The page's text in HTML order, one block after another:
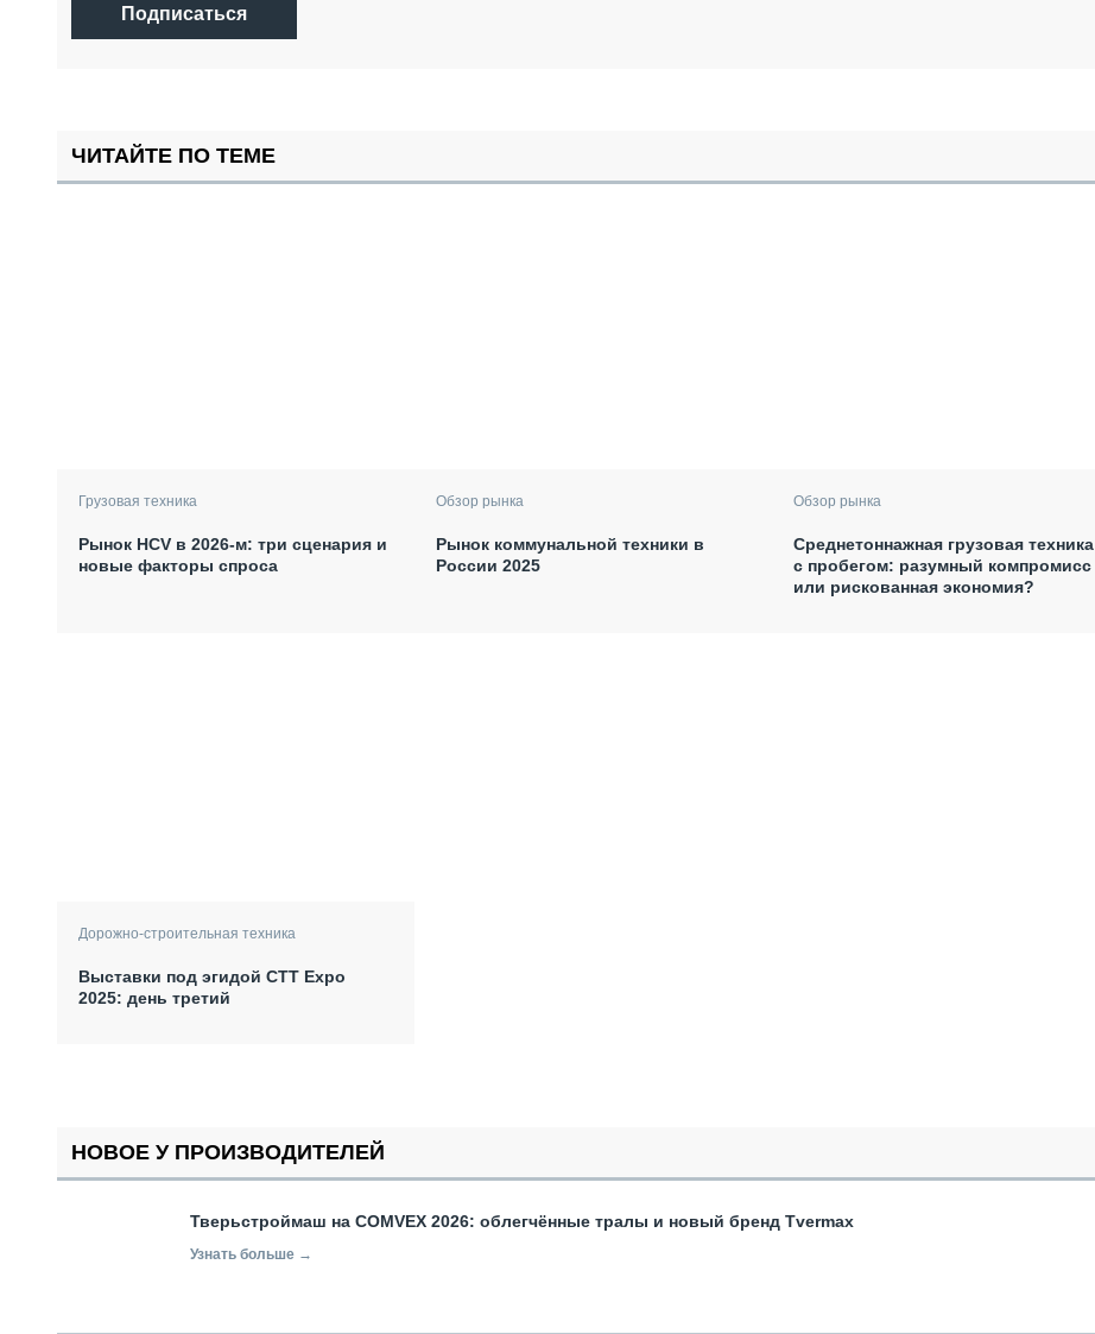
Подписаться
ЧИТАЙТЕ ПО ТЕМЕ
Грузовая техника
Рынок HCV в 2026-м: три сценария и
новые факторы спроса
Обзор рынка
Рынок коммунальной техники в
России 2025
Обзор рынка
Среднетоннажная грузовая техника
с пробегом: разумный компромисс
или рискованная экономия?
Дорожно-строительная техника
Выставки под эгидой СТТ Expo
2025: день третий
НОВОЕ У ПРОИЗВОДИТЕЛЕЙ
Тверьстроймаш на COMVEX 2026: облегчённые тралы и новый бренд Tvermax
Узнать больше →